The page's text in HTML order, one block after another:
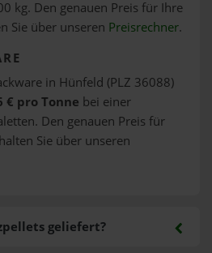
kg. Den genauen Preis für Ihre
Sie über unseren Preisrechner.
in Hünfeld (PLZ 36088)
€ pro Tonne bei einer
Den genauen Preis für
Sie über unseren
geliefert?